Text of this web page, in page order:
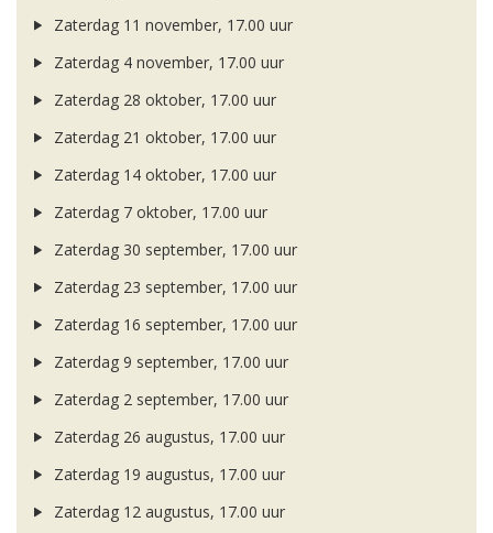
Zaterdag 11 november, 17.00 uur
Zaterdag 4 november, 17.00 uur
Zaterdag 28 oktober, 17.00 uur
Zaterdag 21 oktober, 17.00 uur
Zaterdag 14 oktober, 17.00 uur
Zaterdag 7 oktober, 17.00 uur
Zaterdag 30 september, 17.00 uur
Zaterdag 23 september, 17.00 uur
Zaterdag 16 september, 17.00 uur
Zaterdag 9 september, 17.00 uur
Zaterdag 2 september, 17.00 uur
Zaterdag 26 augustus, 17.00 uur
Zaterdag 19 augustus, 17.00 uur
Zaterdag 12 augustus, 17.00 uur